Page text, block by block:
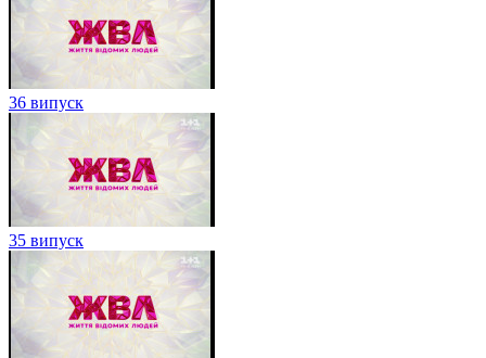
36 випуск
35 випуск